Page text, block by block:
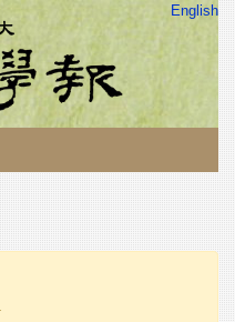
English